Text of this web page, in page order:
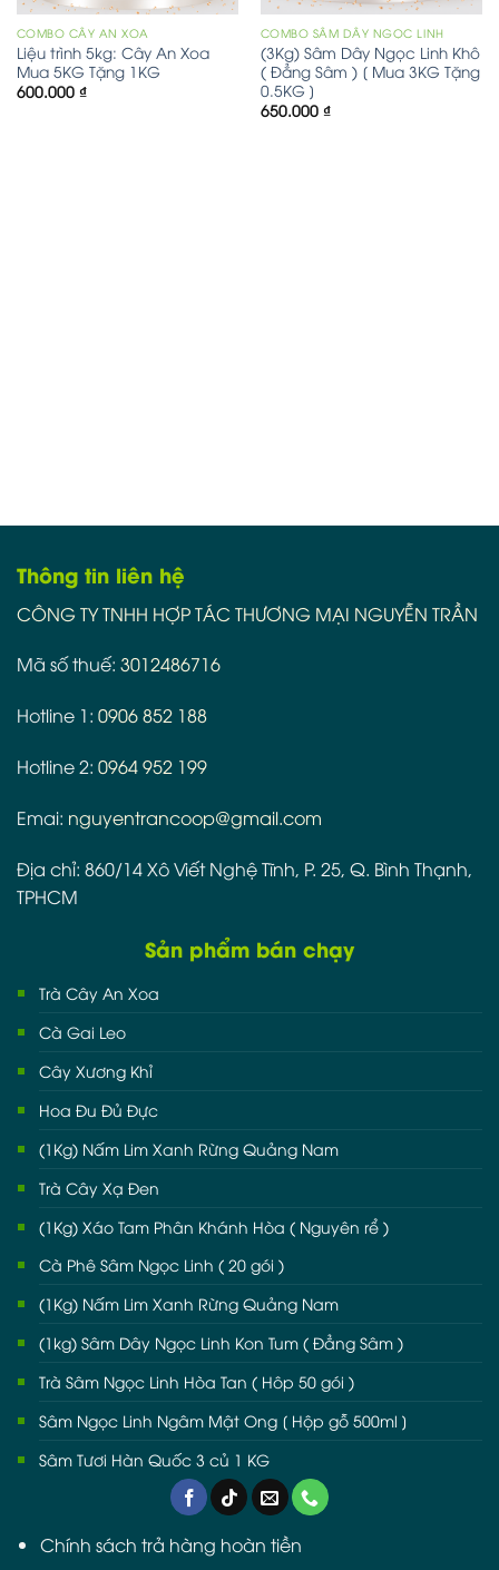
COMBO CÂY AN XOA
Liệu trình 5kg: Cây An Xoa
Mua 5KG Tặng 1KG
600.000 ₫
COMBO SÂM DÂY NGỌC LINH
(3Kg) Sâm Dây Ngọc Linh Khô
( Đẳng Sâm ) [ Mua 3KG Tặng
0.5KG ]
650.000 ₫
Thông tin liên hệ
CÔNG TY TNHH HỢP TÁC THƯƠNG MẠI NGUYỄN TRẦN
Mã số thuế: 3012486716
Hotline 1: 0906 852 188
Hotline 2: 0964 952 199
Emai: nguyentrancoop@gmail.com
Địa chỉ: 860/14 Xô Viết Nghệ Tĩnh, P. 25, Q. Bình Thạnh,
TPHCM
Sản phẩm bán chạy
Trà Cây An Xoa
Cà Gai Leo
Cây Xương Khỉ
Hoa Đu Đủ Đực
(1Kg) Nấm Lim Xanh Rừng Quảng Nam
Trà Cây Xạ Đen
(1Kg) Xáo Tam Phân Khánh Hòa ( Nguyên rể )
Cà Phê Sâm Ngọc Linh ( 20 gói )
(1Kg) Nấm Lim Xanh Rừng Quảng Nam
(1kg) Sâm Dây Ngọc Linh Kon Tum ( Đẳng Sâm )
Trà Sâm Ngọc Linh Hòa Tan ( Hôp 50 gói )
Sâm Ngọc Linh Ngâm Mật Ong [ Hộp gỗ 500ml ]
Sâm Tươi Hàn Quốc 3 củ 1 KG
Chính sách trả hàng hoàn tiền